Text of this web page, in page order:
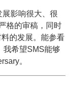
展影响很大、很
格的审稿，同时
的发展。能参看
我希望SMS能够
。